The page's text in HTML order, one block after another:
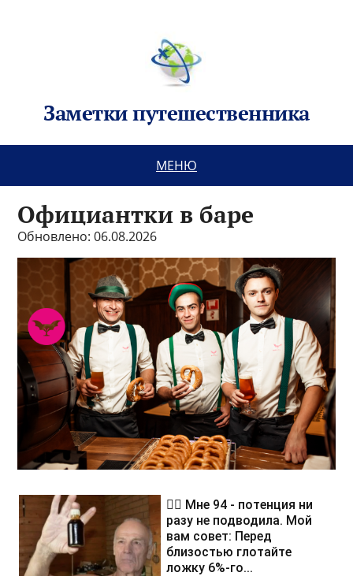
Заметки путешественника
МЕНЮ
Официантки в баре
Обновлено: 06.08.2026
❤️‍🔥 Мне 94 - потенция ни
разу не подводила. Мой
вам совет: Перед
близостью глотайте
ложку 6%-го...